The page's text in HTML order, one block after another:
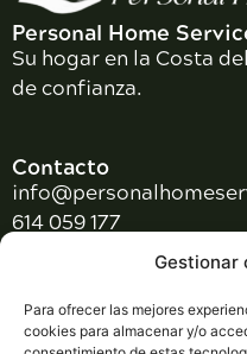
Gestionar
Para ofrecer las mejores
cookies para almacenar y/o
Personal Home
Su hogar en la Costa
de confianza.
Contacto
614 059 177
Legal
Política de Privacidad